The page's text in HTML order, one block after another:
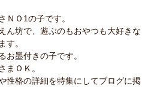
ＮＯ1の子です。
ん坊で、遊ぶのもおやつも大好きな
す。
お墨付きの子です。
まＯＫ。
性格の詳細を特集にしてブログに掲